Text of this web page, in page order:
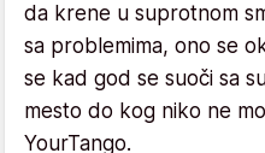
da krene u suprotnom
sa problemima, ono se
se kad god se suoči sa
mesto do kog niko ne
YourTango.